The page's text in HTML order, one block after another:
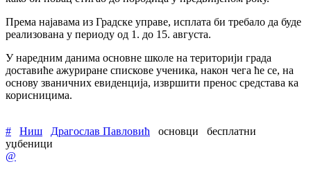
Према најавама из Градске управе, исплата би требало да буде
реализована у периоду од 1. до 15. августа.
У наредним данима основне школе на територији града
доставиће ажуриране спискове ученика, након чега ће се, на
основу званичних евиденција, извршити пренос средстава ка
корисницима.
# Ниш Драгослав Павловић основци
бесплатни
уџбеници
@